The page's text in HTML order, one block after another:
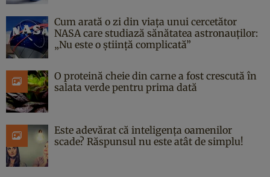
Cum arată o zi din viața unui cercetător
NASA care studiază sănătatea astronauților:
„Nu este o știință complicată”
O proteină cheie din carne a fost crescută în
salata verde pentru prima dată
Este adevărat că inteligența oamenilor
scade? Răspunsul nu este atât de simplu!